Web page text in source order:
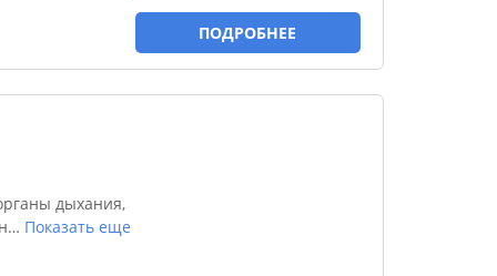
ПОДРОБНЕЕ
дыхания,
… Показать еще